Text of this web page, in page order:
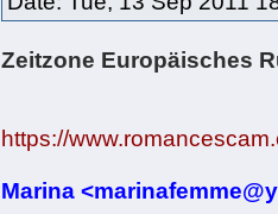
Zeitzone Europäisches
https://
Marina